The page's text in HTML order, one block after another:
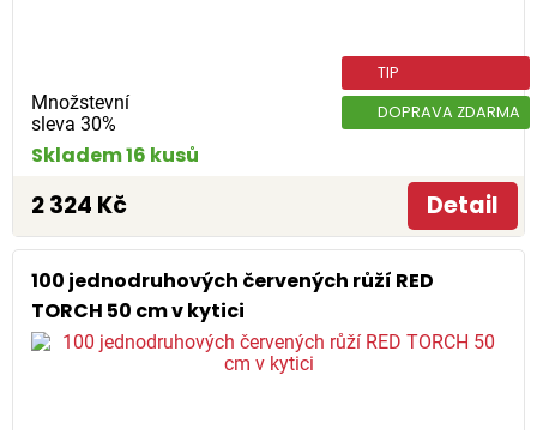
Množstevní
sleva 30%
TIP
DOPRAVA ZDARMA
Skladem 16 kusů
2 324 Kč Detail
100 jednodruhových červených růží RED
TORCH 50 cm v kytici